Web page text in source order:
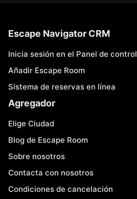
Escape Navigator CRM
Inicia sesión en el Panel de control
Añadir Escape Room
Sistema de reservas en línea
Agregador
Elige Ciudad
Blog de Escape Room
Sobre nosotros
Contacta con nosotros
Condiciones de cancelación